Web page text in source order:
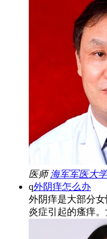
医师 海军军医大
q外阴痒怎么办
外阴痒是大部分
炎症引起的瘙痒